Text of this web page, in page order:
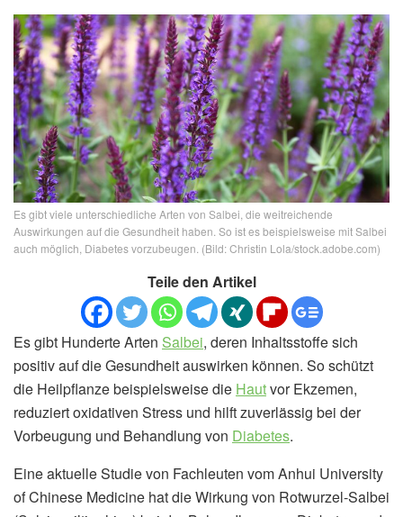
Es gibt viele unterschiedliche Arten von Salbei, die weitreichende
Auswirkungen auf die Gesundheit haben. So ist es beispielsweise mit Salbei
auch möglich, Diabetes vorzubeugen. (Bild: Christin Lola/stock.adobe.com)
Teile den Artikel
Es gibt Hunderte Arten Salbei, deren Inhaltsstoffe sich
positiv auf die Gesundheit auswirken können. So schützt
die Heilpflanze beispielsweise die Hautvor Ekzemen,
reduziert oxidativen Stress und hilft zuverlässig bei der
Vorbeugung und Behandlung von Diabetes.
Eine aktuelle Studie von Fachleuten vom Anhui University
of Chinese Medicine hat die Wirkung von Rotwurzel-Salbei